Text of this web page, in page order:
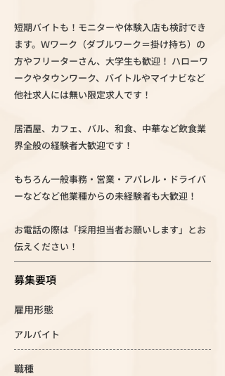
短期バイトも！モニターや体験入店も検討でき
ます。Ｗワーク（ダブルワーク＝掛け持ち）の
方やフリーターさん、大学生も歓迎！ ハローワ
ークやタウンワーク、バイトルやマイナビなど
他社求人には無い限定求人です！
居酒屋、カフェ、バル、和食、中華など飲食業
界全般の経験者大歓迎です！
もちろん一般事務・営業・アパレル・ドライバ
ーなどなど他業種からの未経験者も大歓迎！
お電話の際は「採用担当者お願いします」とお
伝えください！
募集要項
雇用形態
アルバイト
職種